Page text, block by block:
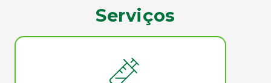
Serviços